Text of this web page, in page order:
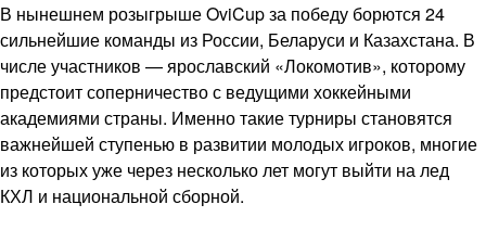
В нынешнем розыгрыше OviCup за победу борются 24
сильнейшие команды из России, Беларуси и Казахстана. В
числе участников — ярославский «Локомотив», которому
предстоит соперничество с ведущими хоккейными
академиями страны. Именно такие турниры становятся
важнейшей ступенью в развитии молодых игроков, многие
из которых уже через несколько лет могут выйти на лед
КХЛ и национальной сборной.